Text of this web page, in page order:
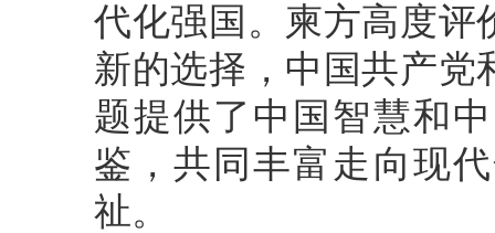
代化强国。柬方高度评
新的选择，中国共产党
题提供了中国智慧和
鉴，共同丰富走向现
祉。